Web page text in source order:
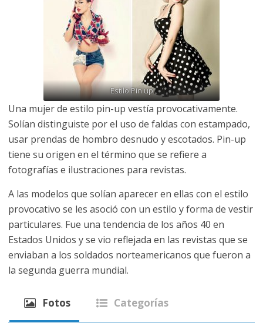
Estilo Pin up
Una mujer de estilo pin-up vestía provocativamente.
Solían distinguiste por el uso de faldas con estampado,
usar prendas de hombro desnudo y escotados. Pin-up
tiene su origen en el término que se refiere a
fotografías e ilustraciones para revistas.
A las modelos que solían aparecer en ellas con el estilo
provocativo se les asoció con un estilo y forma de vestir
particulares. Fue una tendencia de los años 40 en
Estados Unidos y se vio reflejada en las revistas que se
enviaban a los soldados norteamericanos que fueron a
la segunda guerra mundial.
Fotos Categorías